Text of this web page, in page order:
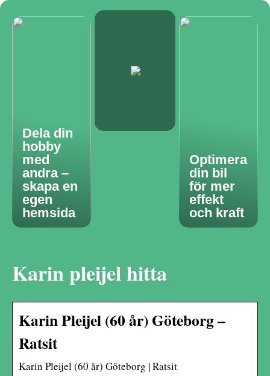
Dela din
hobby
med
andra –
skapa en
egen
hemsida
Optimera
din bil
för mer
effekt
och kraft
Karin pleijel hitta
Karin Pleijel (60 år) Göteborg –
Ratsit
Karin Pleijel (60 år) Göteborg | Ratsit